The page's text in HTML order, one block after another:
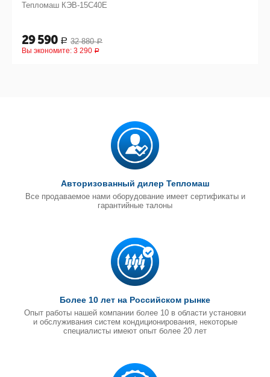
Тепломаш КЭВ-15С40Е
29 590 Р 32 880 Р
Вы экономите: 3 290 Р
Авторизованный дилер Тепломаш
Все продаваемое нами оборудование имеет сертификаты и
гарантийные талоны
Более 10 лет на Российском рынке
Опыт работы нашей компании более 10 в области установки
и обслуживания систем кондиционирования, некоторые
специалисты имеют опыт более 20 лет